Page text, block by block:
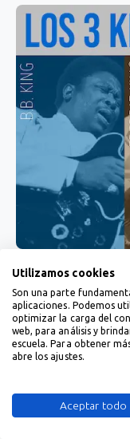
Utilizamos cookies
Son una parte
aplicaciones. Podemos
optimizar la carga del
web, para análisis y
escuela. Para obtener
abre los ajustes.
Aceptar todo